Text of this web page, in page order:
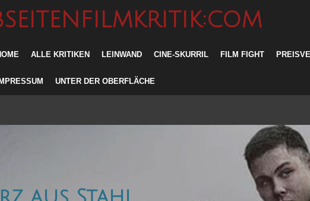
ALLE KRITIKEN LEINWAND CINE-SKURRIL FILM FIGHT
IMPRESSUM UNTER DER OBERFLÄCHE